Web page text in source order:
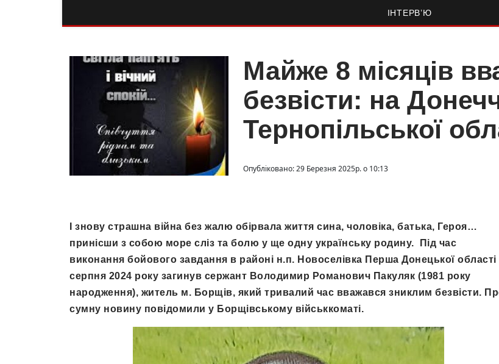
ІНТЕРВ’Ю
Майже 8 місяців
безвісти: на
Тернопільської
Опубліковано: 29 Березня 2025р. о 10:13
І знову страшна війна без жалю обірвала життя сина, чоловіка, батька, Героя…
принісши з собою море сліз та болю у ще одну українську родину. Під час
виконання бойового завдання в районі н.п. Новоселівка Перша Донецької області
серпня 2024 року загинув сержант Володимир Романович Пакуляк (1981 року
народження), житель м. Борщів, який тривалий час вважався зниклим безвісти.
сумну новину повідомили у Борщівському військкоматі.